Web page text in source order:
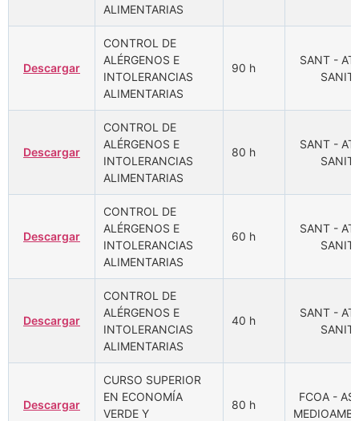
ALIMENTARIAS
Descargar
CONTROL DE
ALÉRGENOS E
INTOLERANCIAS
ALIMENTARIAS
90 h
SANT -
Descargar
CONTROL DE
ALÉRGENOS E
INTOLERANCIAS
ALIMENTARIAS
80 h
SANT -
Descargar
CONTROL DE
ALÉRGENOS E
INTOLERANCIAS
ALIMENTARIAS
60 h
SANT -
Descargar
CONTROL DE
ALÉRGENOS E
INTOLERANCIAS
ALIMENTARIAS
40 h
SANT -
Descargar
CURSO SUPERIOR
EN ECONOMÍA
VERDE Y
80 h
FCOA -